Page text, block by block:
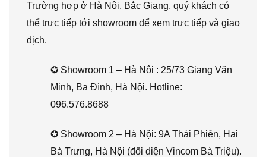
Trường hợp ở Hà Nội, Bắc Giang, quý khách có
thể trực tiếp tới showroom để xem trực tiếp và giao
dịch.
✪ Showroom 1 – Hà Nội : 25/73 Giang Văn
Minh, Ba Đình, Hà Nội. Hotline:
096.576.8688
✪ Showroom 2 – Hà Nội: 9A Thái Phiên, Hai
Bà Trưng, Hà Nội (đối diện Vincom Bà Triệu).